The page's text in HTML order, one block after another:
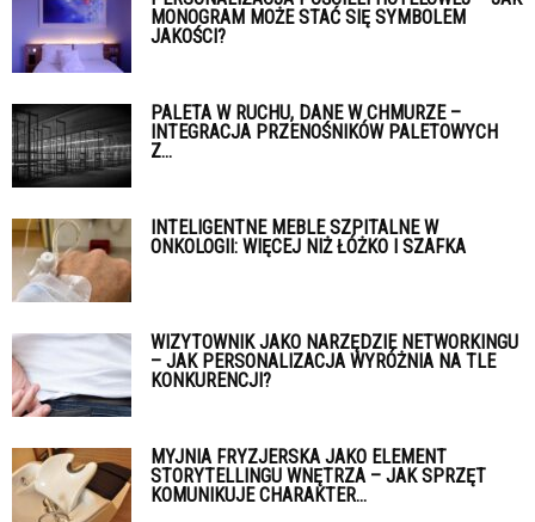
MONOGRAM MOŻE STAĆ SIĘ SYMBOLEM
JAKOŚCI?
PALETA W RUCHU, DANE W CHMURZE –
INTEGRACJA PRZENOŚNIKÓW PALETOWYCH
Z...
INTELIGENTNE MEBLE SZPITALNE W
ONKOLOGII: WIĘCEJ NIŻ ŁÓŻKO I SZAFKA
WIZYTOWNIK JAKO NARZĘDZIE NETWORKINGU
– JAK PERSONALIZACJA WYRÓŻNIA NA TLE
KONKURENCJI?
MYJNIA FRYZJERSKA JAKO ELEMENT
STORYTELLINGU WNĘTRZA – JAK SPRZĘT
KOMUNIKUJE CHARAKTER...